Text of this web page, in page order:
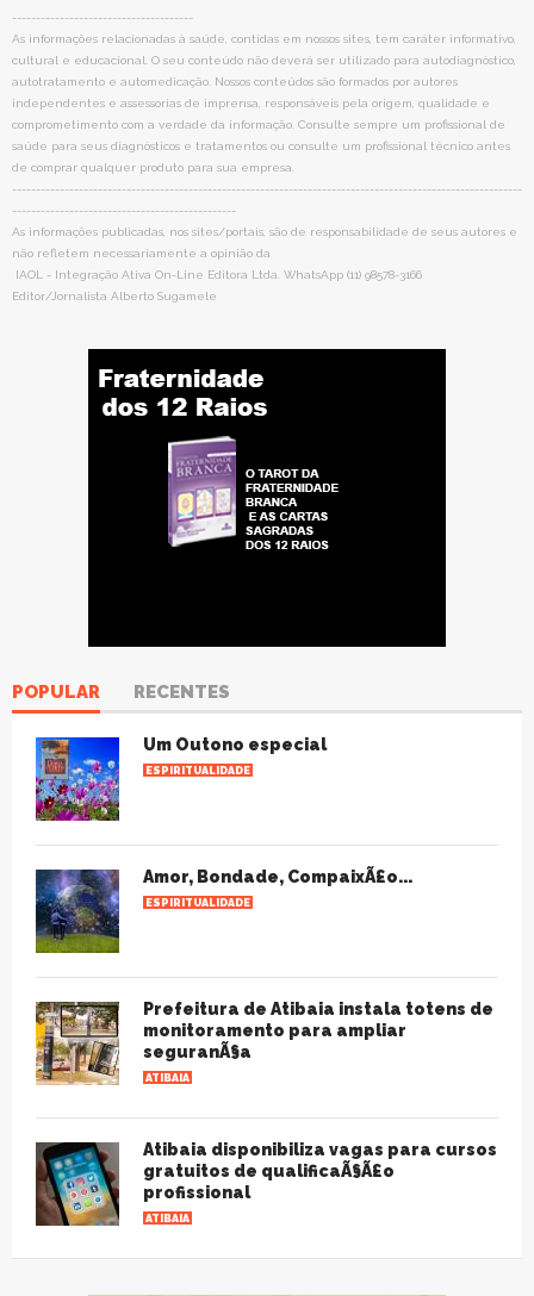
--------------------------------------
As informações relacionadas à saúde, contidas em nossos sites, tem caráter informativo,
cultural e educacional. O seu conteúdo não deverá ser utilizado para autodiagnóstico,
autotratamento e automedicação. Nossos conteúdos são formados por autores
independentes e assessorias de imprensa, responsáveis pela origem, qualidade e
comprometimento com a verdade da informação. Consulte sempre um profissional de
saúde para seus diagnósticos e tratamentos ou consulte um profissional técnico antes
de comprar qualquer produto para sua empresa.
-----------------------------------------------------------------------------------------------------------
-----------------------------------------------
As informações publicadas, nos sites/portais, são de responsabilidade de seus autores e
não refletem necessariamente a opinião da
IAOL - Integração Ativa On-Line Editora Ltda. WhatsApp (11) 98578-3166
Editor/Jornalista Alberto Sugamele
POPULAR RECENTES
Um Outono especial
ESPIRITUALIDADE
Amor, Bondade, CompaixÃ£o...
ESPIRITUALIDADE
Prefeitura de Atibaia instala totens de
monitoramento para ampliar
seguranÃ§a
ATIBAIA
Atibaia disponibiliza vagas para cursos
gratuitos de qualificaÃ§Ã£o
profissional
ATIBAIA